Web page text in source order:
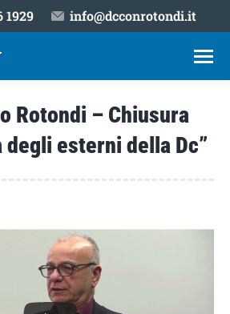
1929 info@dcconrotondi.it
Rotondi – Chiusura
degli esterni della Dc”